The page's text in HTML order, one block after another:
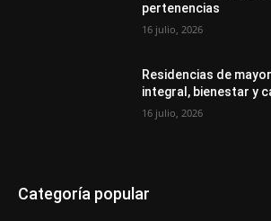
pertenencias
16 julio, 2026
Residencias de
integral, bienestar y
16 julio, 2026
Categoría popular